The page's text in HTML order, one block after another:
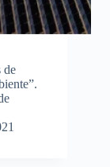
de